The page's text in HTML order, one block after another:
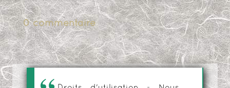
0 commentaire